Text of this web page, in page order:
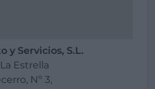
y Servicios, S.L.
Estrella
Nº 3,